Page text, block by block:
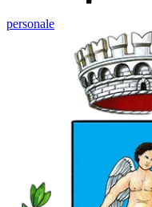
personale